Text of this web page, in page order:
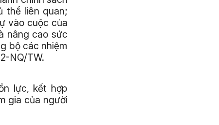
thể liên quan;
vào cuộc của
nâng cao sức
bộ các nhiệm
NQ/TW.
lực, kết hợp
gia của người